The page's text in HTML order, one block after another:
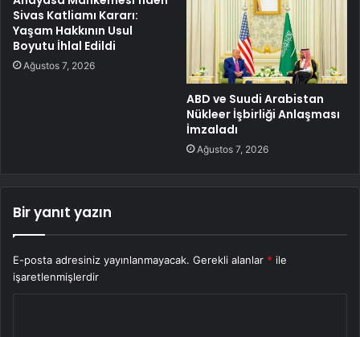
Sivas Katliamı Kararı:
Yaşam Hakkının Usul
Boyutu İhlal Edildi
Ağustos 7, 2026
ABD ve Suudi Arabistan
Nükleer İşbirliği Anlaşması
İmzaladı
Ağustos 7, 2026
Bir yanıt yazın
E-posta adresiniz yayınlanmayacak. Gerekli alanlar * ile
işaretlenmişlerdir